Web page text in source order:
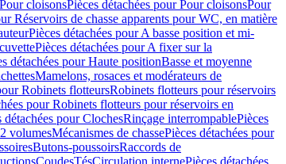
Pour cloisonsPièces détachées pour Pour cloisonsPour
Réservoirs de chasse apparents pour WC, en matière
Pièces détachées pour A basse position et mi-
Pièces détachées pour A fixer sur la
détachées pour Haute positionBasse et moyenne
Mamelons, rosaces et modérateurs de
Robinets flotteursRobinets flotteurs pour réservoirs
pour Robinets flotteurs pour réservoirs en
détachées pour ClochesRinçage interrompablePièces
volumesMécanismes de chassePièces détachées pour
Butons-poussoirsRaccords de
CoudesTésCirculation internePièces détachées